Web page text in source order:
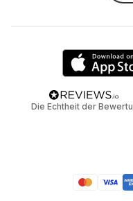
Die Echtheit der